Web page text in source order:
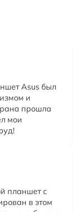
Asus был
и
прошла
мои
планшет с
в этом